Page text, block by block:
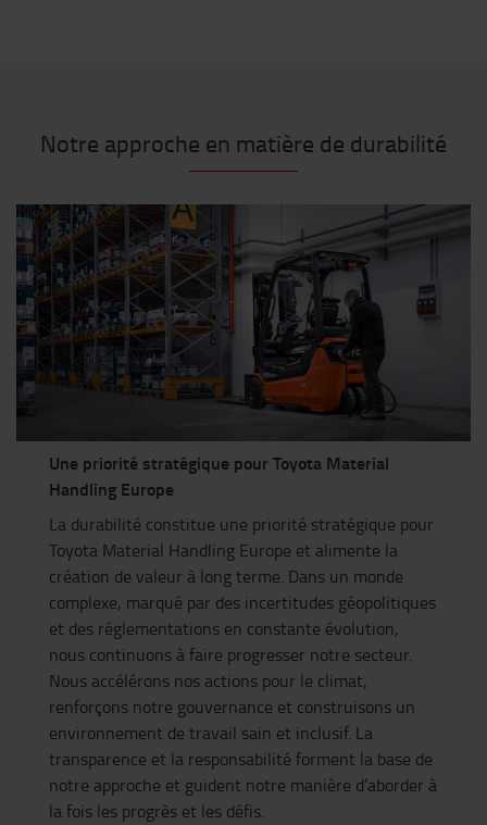
Notre approche en matière de durabilité
Une priorité stratégique pour Toyota Material
Handling Europe
La durabilité constitue une priorité stratégique pour
Toyota Material Handling Europe et alimente la
création de valeur à long terme. Dans un monde
complexe, marqué par des incertitudes géopolitiques
et des réglementations en constante évolution,
nous continuons à faire progresser notre secteur.
Nous accélérons nos actions pour le climat,
renforçons notre gouvernance et construisons un
environnement de travail sain et inclusif. La
transparence et la responsabilité forment la base de
notre approche et guident notre manière d’aborder à
la fois les progrès et les défis.